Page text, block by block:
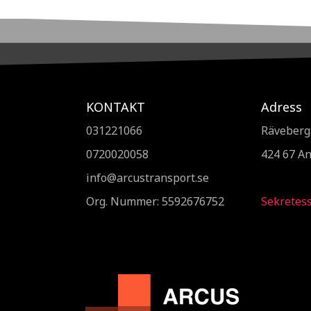
KONTAKT
031221066
0720020058
info@arcustransport.se
Org. Nummer: 5592676752
Adress
424 67